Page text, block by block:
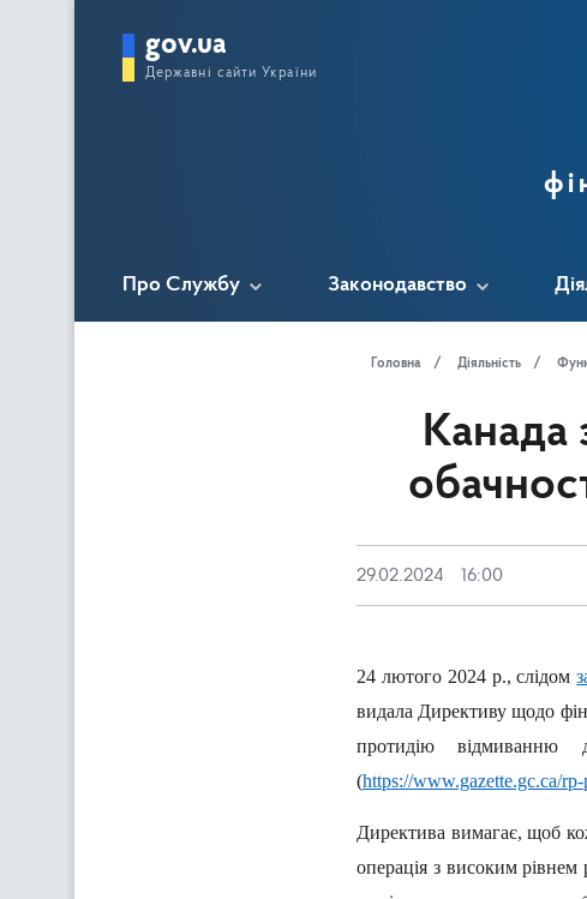
gov.ua
Державні сайти України
Про Службу Законодавство
Головна Діяльність
Канада
29.02.2024 16:00
24 лютого 2024 р., слідом
видала Директиву щодо
протидію відмиванню
(https://www.gazette.gc.ca/
Директива вимагає, щоб
операція з високим рівнем